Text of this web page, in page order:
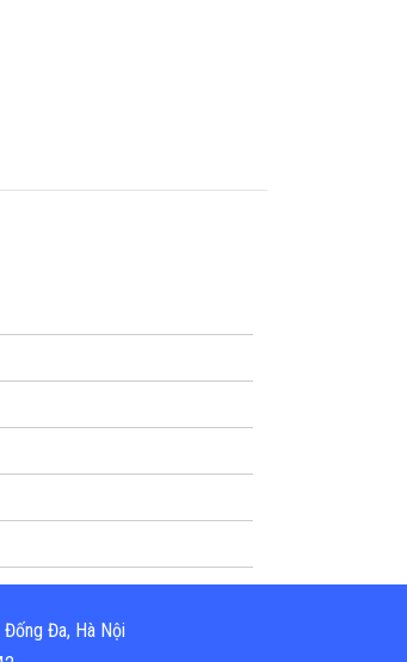
Đa, Hà Nội